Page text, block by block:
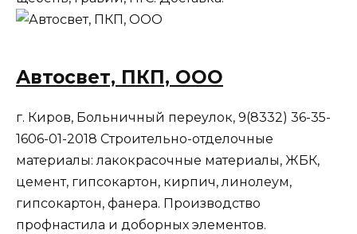
Автосвет, ПКП, ООО
г. Киров, Бoльничный пepeyлoк, 9(8332) 36-35-
1606-01-2018 Строительно-отделочные
материалы: лакокрасочные материалы, ЖБК,
цемент, гипсокартон, кирпич, линолеум,
гипсокартон, фанера. Производство
профнастила и доборных элементов.